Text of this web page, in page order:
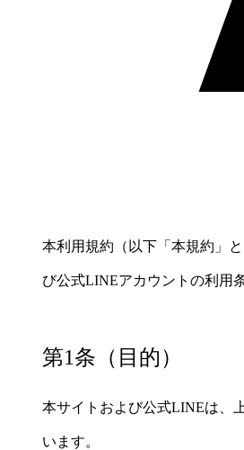
本利用規約（以下「本規約」
び公式LINEアカウントの利用
第1条（目的）
本サイトおよび公式LINEは、
います。